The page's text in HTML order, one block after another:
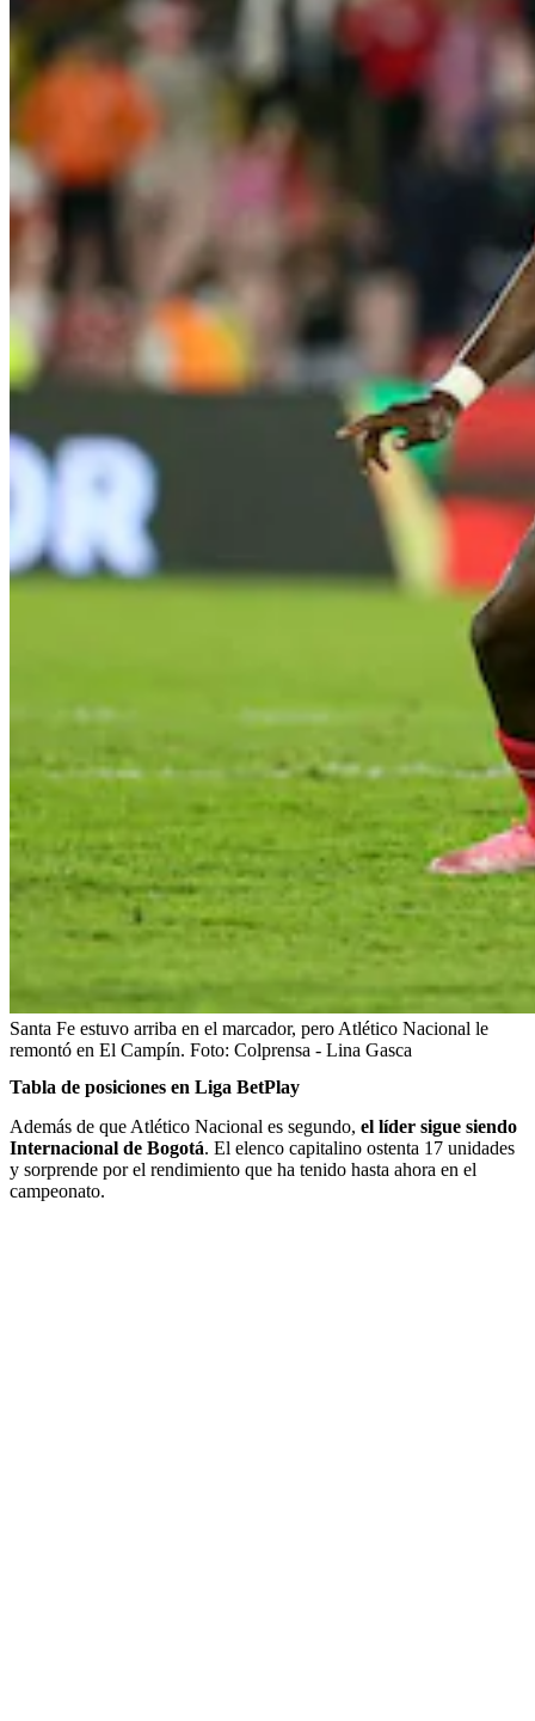
Santa Fe estuvo arriba en el marcador, pero Atlético Nacional le
remontó en El Campín. Foto: Colprensa - Lina Gasca
Tabla de posiciones en Liga BetPlay
Además de que Atlético Nacional es segundo, el líder sigue siendo
Internacional de Bogotá. El elenco capitalino ostenta 17 unidades
y sorprende por el rendimiento que ha tenido hasta ahora en el
campeonato.